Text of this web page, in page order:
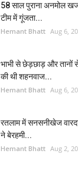
58 साल पुराना अनमोल
टीम में गूंजता...
Hemant Bhatt Aug 6,
भाभी से छेड़छाड़ और
की थी शहनवाज...
Hemant Bhatt Aug 6,
रतलाम में सनसनीखेज
ने बेरहमी...
Hemant Bhatt Aug 2,